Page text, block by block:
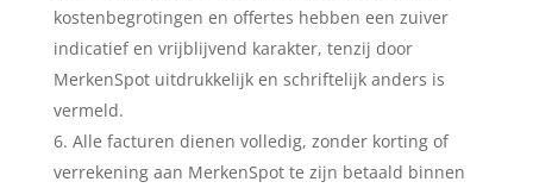
kostenbegrotingen en offertes hebben een zuiver
indicatief en vrijblijvend karakter, tenzij door
MerkenSpot uitdrukkelijk en schriftelijk anders is
vermeld.
Alle facturen dienen volledig, zonder korting of
verrekening aan MerkenSpot te zijn betaald binnen